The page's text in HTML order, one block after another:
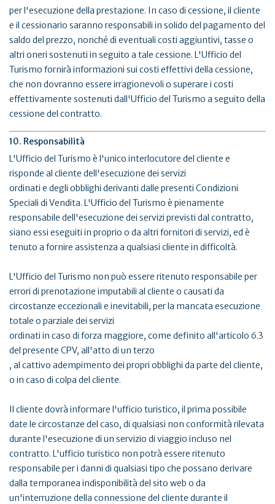
per l'esecuzione della prestazione. In caso di cessione, il cliente
e il cessionario saranno responsabili in solido del pagamento del
saldo del prezzo, nonché di eventuali costi aggiuntivi, tasse o
altri oneri sostenuti in seguito a tale cessione. L'Ufficio del
Turismo fornirà informazioni sui costi effettivi della cessione,
che non dovranno essere irragionevoli o superare i costi
effettivamente sostenuti dall'Ufficio del Turismo a seguito della
cessione del contratto.
10. Responsabilità
L'Ufficio del Turismo è l'unico interlocutore del cliente e
risponde al cliente dell'esecuzione dei servizi
ordinati e degli obblighi derivanti dalle presenti Condizioni
Speciali di Vendita. L'Ufficio del Turismo è pienamente
responsabile dell'esecuzione dei servizi previsti dal contratto,
siano essi eseguiti in proprio o da altri fornitori di servizi, ed è
tenuto a fornire assistenza a qualsiasi cliente in difficoltà.
L'Ufficio del Turismo non può essere ritenuto responsabile per
errori di prenotazione imputabili al cliente o causati da
circostanze eccezionali e inevitabili, per la mancata esecuzione
totale o parziale dei servizi
ordinati in caso di forza maggiore, come definito all'articolo 6.3
del presente CPV, all'atto di un terzo
, al cattivo adempimento dei propri obblighi da parte del cliente,
o in caso di colpa del cliente.
Il cliente dovrà informare l'ufficio turistico, il prima possibile
date le circostanze del caso, di qualsiasi non conformità rilevata
durante l'esecuzione di un servizio di viaggio incluso nel
contratto. L'ufficio turistico non potrà essere ritenuto
responsabile per i danni di qualsiasi tipo che possano derivare
dalla temporanea indisponibilità del sito web o da
un'interruzione della connessione del cliente durante il